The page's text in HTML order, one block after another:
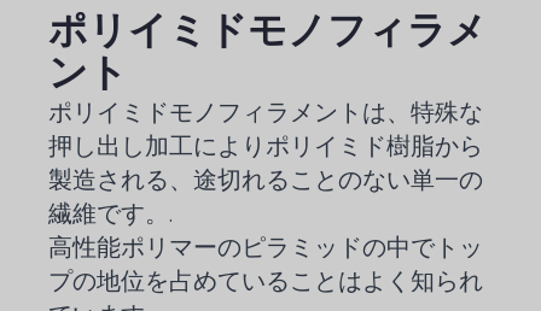
ポリイミドモノフィラメ
ント
ポリイミドモノフィラメントは、特殊な
押し出し加工によりポリイミド樹脂から
製造される、途切れることのない単一の
繊維です。.
高性能ポリマーのピラミッドの中でトッ
プの地位を占めていることはよく知られ